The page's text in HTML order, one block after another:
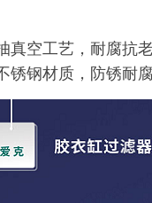
真空工艺，耐腐抗
锈钢材质，防锈耐